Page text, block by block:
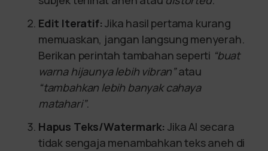
Edit Iteratif: Jika hasil pertama kurang
memuaskan, jangan langsung menyerah.
Berikan perintah tambahan seperti “buat
warna hijaunya lebih vibran”atau
“tambahkan lebih banyak cahaya
matahari”.
Hapus Teks/Watermark: Jika AI secara
tidak sengaja menambahkan teks aneh di